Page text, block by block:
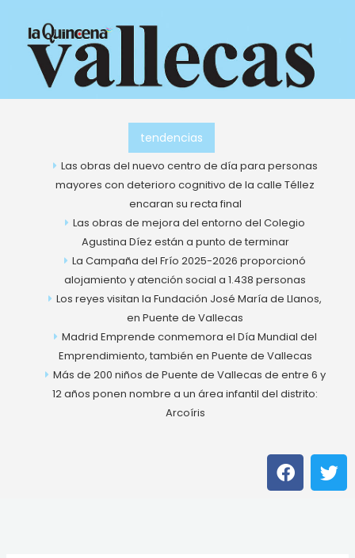
contenido
tendencias
Las obras del nuevo centro de día para personas
mayores con deterioro cognitivo de la calle Téllez
encaran su recta final
Las obras de mejora del entorno del Colegio
Agustina Díez están a punto de terminar
La Campaña del Frío 2025-2026 proporcionó
alojamiento y atención social a 1.438 personas
Los reyes visitan la Fundación José María de Llanos,
en Puente de Vallecas
Madrid Emprende conmemora el Día Mundial del
Emprendimiento, también en Puente de Vallecas
Más de 200 niños de Puente de Vallecas de entre 6 y
12 años ponen nombre a un área infantil del distrito:
Arcoíris
F
a
c
T
w
i